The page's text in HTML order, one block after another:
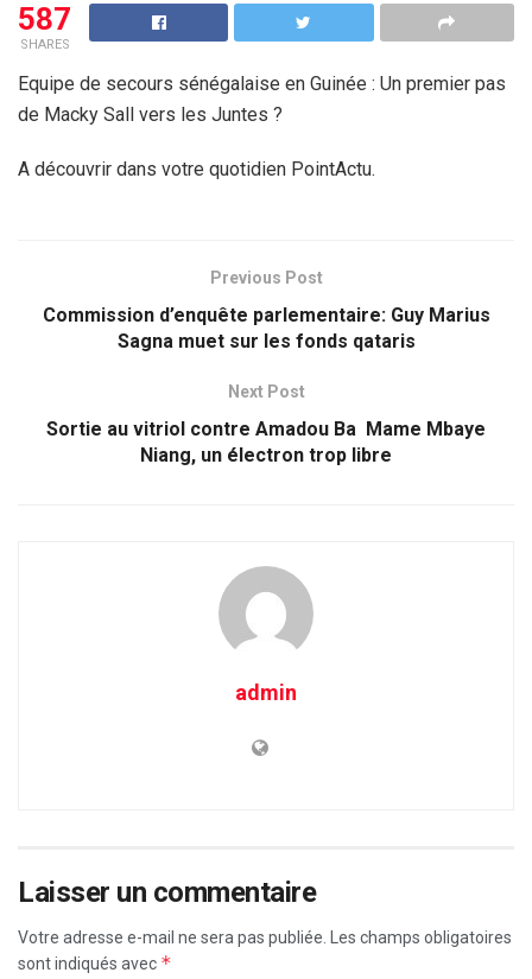
587
SHARES
Equipe de secours sénégalaise en Guinée : Un premier pas
de Macky Sall vers les Juntes ?
A découvrir dans votre quotidien PointActu.
Previous Post
Commission d’enquête parlementaire: Guy Marius
Sagna muet sur les fonds qataris
Next Post
Sortie au vitriol contre Amadou Ba Mame Mbaye
Niang, un électron trop libre
admin
Laisser un commentaire
Votre adresse e-mail ne sera pas publiée.
Les champs obligatoires
sont indiqués avec *